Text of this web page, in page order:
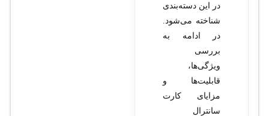
در این دسته‌بندی
شناخته می‌شود.
در ادامه به
بررسی
ویژگی‌ها،
قابلیت‌ها و
مزایای کارت
سانترال